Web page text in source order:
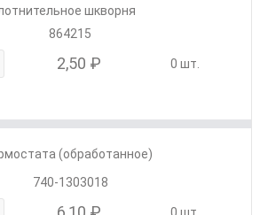
шкворня
864215
2,50 ₽ 0 шт.
(обработанное)
740-1303018